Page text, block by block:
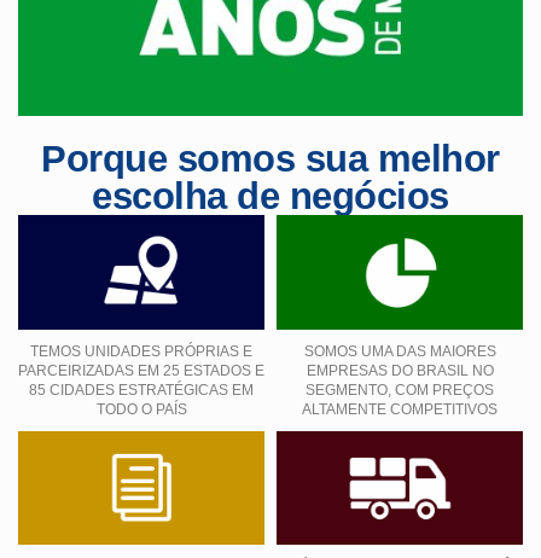
Porque somos sua melhor
escolha de negócios
TEMOS UNIDADES PRÓPRIAS E
PARCEIRIZADAS EM 25 ESTADOS E
85 CIDADES ESTRATÉGICAS EM
TODO O PAÍS
SOMOS UMA DAS MAIORES
EMPRESAS DO BRASIL NO
SEGMENTO, COM PREÇOS
ALTAMENTE COMPETITIVOS